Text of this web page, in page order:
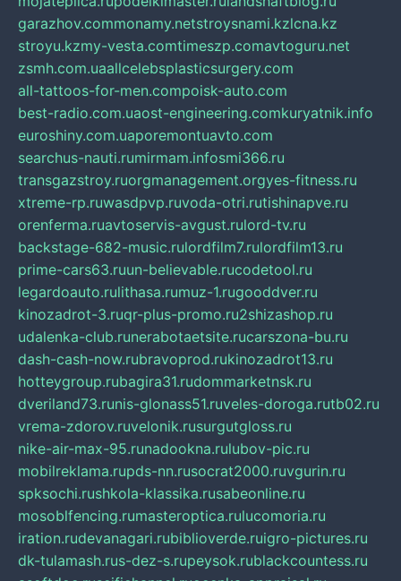
garazhov.commonamy.netstroysnami.kzlcna.kz
stroyu.kzmy-vesta.comtimeszp.comavtoguru.net
zsmh.com.uaallcelebsplasticsurgery.com
all-tattoos-for-men.compoisk-auto.com
best-radio.com.uaost-engineering.comkuryatnik.info
euroshiny.com.uaporemontuavto.com
searchus-nauti.rumirmam.infosmi366.ru
transgazstroy.ruorgmanagement.orgyes-fitness.ru
xtreme-rp.ruwasdpvp.ruvoda-otri.rutishinapve.ru
orenferma.ruavtoservis-avgust.rulord-tv.ru
backstage-682-music.rulordfilm7.rulordfilm13.ru
prime-cars63.ruun-believable.rucodetool.ru
legardoauto.rulithasa.rumuz-1.rugooddver.ru
kinozadrot-3.ruqr-plus-promo.ru2shizashop.ru
udalenka-club.runerabotaetsite.rucarszona-bu.ru
dash-cash-now.rubravoprod.rukinozadrot13.ru
hotteygroup.rubagira31.rudommarketnsk.ru
dveriland73.runis-glonass51.ruveles-doroga.rutb02.ru
vrema-zdorov.ruvelonik.rusurgutgloss.ru
nike-air-max-95.runadookna.rulubov-pic.ru
mobilreklama.rupds-nn.rusocrat2000.ruvgurin.ru
spksochi.rushkola-klassika.rusabeonline.ru
mosoblfencing.rumasteroptica.rulucomoria.ru
iration.rudevanagari.rubiblioverde.ruigro-pictures.ru
dk-tulamash.rus-dez-s.rupeysok.rublackcountess.ru